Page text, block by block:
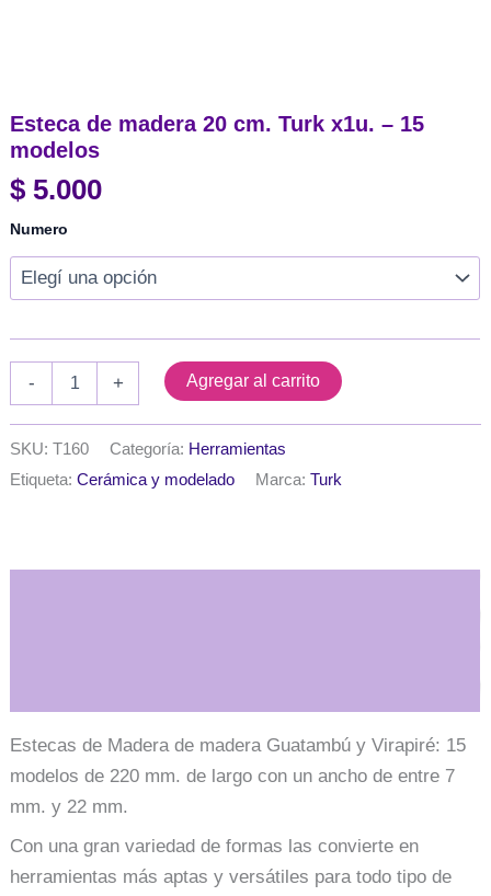
Esteca de madera 20 cm. Turk x1u. – 15
modelos
$ 5.000
Numero
-
cm.
Turk
modelos
+ Agregar al carrito
SKU:T160 Categoría: Herramientas
Etiqueta:Cerámica y modelado Marca:Turk
Estecas de Madera de madera Guatambú y Virapiré: 15
modelos de 220 mm. de largo con un ancho de entre 7
mm. y 22 mm.
Con una gran variedad de formas las convierte en
herramientas más aptas y versátiles para todo tipo de